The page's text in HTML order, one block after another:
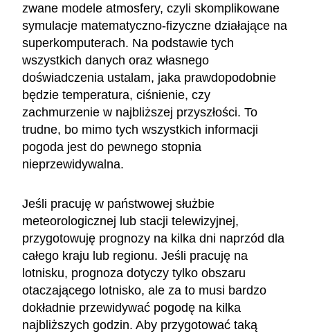
zwane modele atmosfery, czyli skomplikowane
symulacje matematyczno-fizyczne działające na
superkomputerach. Na podstawie tych
wszystkich danych oraz własnego
doświadczenia ustalam, jaka prawdopodobnie
będzie temperatura, ciśnienie, czy
zachmurzenie w najbliższej przyszłości. To
trudne, bo mimo tych wszystkich informacji
pogoda jest do pewnego stopnia
nieprzewidywalna.
Jeśli pracuję w państwowej służbie
meteorologicznej lub stacji telewizyjnej,
przygotowuję prognozy na kilka dni naprzód dla
całego kraju lub regionu. Jeśli pracuję na
lotnisku, prognoza dotyczy tylko obszaru
otaczającego lotnisko, ale za to musi bardzo
dokładnie przewidywać pogodę na kilka
najbliższych godzin. Aby przygotować taką